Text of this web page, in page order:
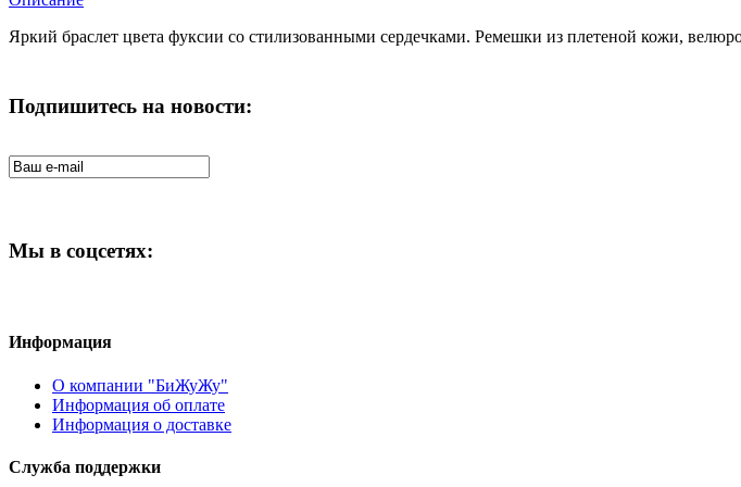
Яркий браслет цвета фуксии со стилизованными сердечками. Ремешки из плетеной кожи,
Подпишитесь на новости:
Мы в соцсетях:
Информация
О компании "БиЖуЖу"
Информация об оплате
Информация о доставке
Служба поддержки